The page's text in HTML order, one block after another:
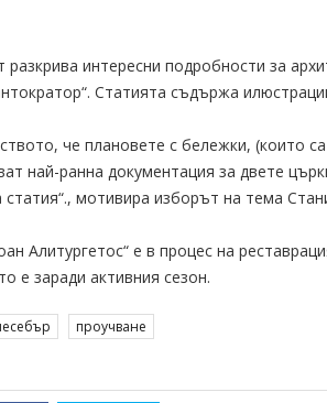
интересни подробности за
Статията съдържа
че плановете с бележки, (които
най-ранна документация за двете
мотивира изборът на тема
Алитургетос“ е в процес на
е заради активния сезон.
проучване